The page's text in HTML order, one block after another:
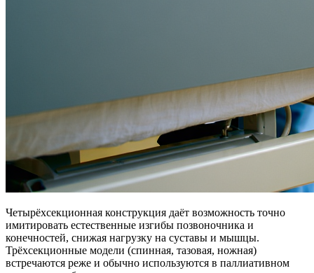
Четырёхсекционная конструкция даёт возможность точно
имитировать естественные изгибы позвоночника и
конечностей, снижая нагрузку на суставы и мышцы.
Трёхсекционные модели (спинная, тазовая, ножная)
встречаются реже и обычно используются в паллиативном